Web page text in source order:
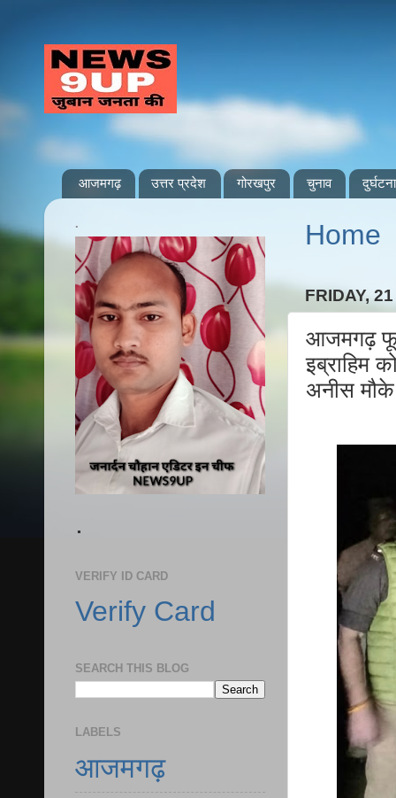
आजमगढ़ उत्तर प्रदेश गोरखपुर चुनाव दुर्घटना
Home
FRIDAY,
आजमगढ़
इब्राहिम
अनीस मौके
.
.
VERIFY ID CARD
Verify Card
SEARCH THIS BLOG
LABELS
आजमगढ़